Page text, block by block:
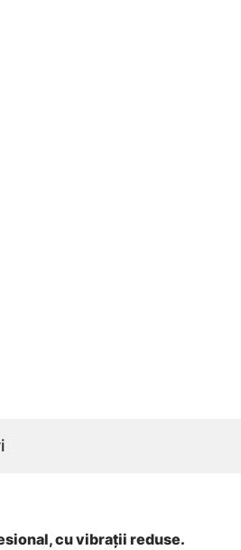
cu vibrații reduse.